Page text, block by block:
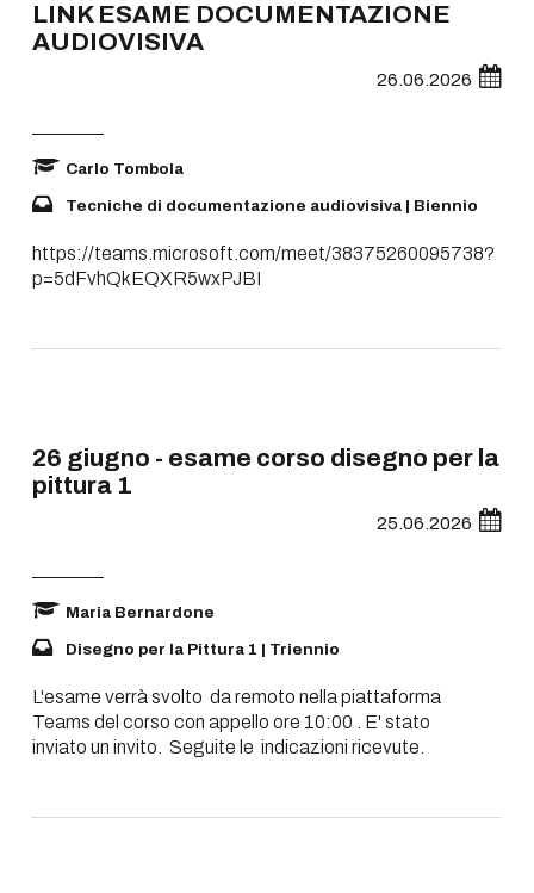
LINK ESAME DOCUMENTAZIONE
AUDIOVISIVA
26.06.2026
Carlo Tombola
Tecniche di documentazione audiovisiva | Biennio
https://teams.microsoft.com/meet/38375260095738?
p=5dFvhQkEQXR5wxPJBI
26 giugno - esame corso disegno per la
pittura 1
25.06.2026
Maria Bernardone
Disegno per la Pittura 1 | Triennio
L'esame verrà svolto da remoto nella piattaforma
Teams del corso con appello ore 10:00 . E' stato
inviato un invito. Seguite le indicazioni ricevute.